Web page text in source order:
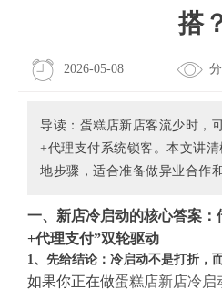
搭
2026-05-08
导读：蛋糕店新店客流少时，
+代理支付系统锁客。本文讲
地步骤，适合准备做异业合作
一、新店冷启动的核心答案：
+代理支付”双轮驱动
1、先给结论：冷启动不是打折，
如果你正在做蛋糕店新店冷启